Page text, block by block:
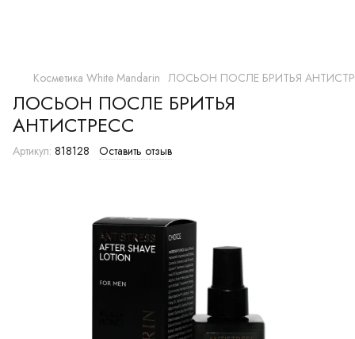
Косметика White Mandarin ЛОСЬОН ПОСЛЕ БРИТЬЯ
ЛОСЬОН ПОСЛЕ БРИТЬЯ
АНТИСТРЕСС
Артикул: 818128 Оставить отзыв